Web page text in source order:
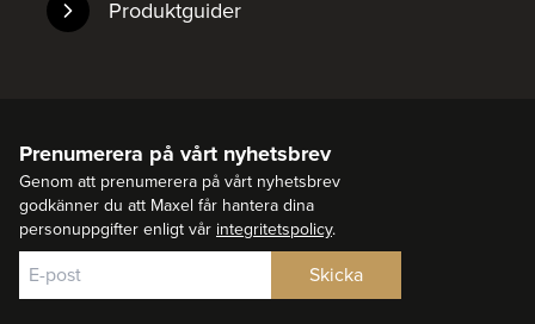
Produktguider
Prenumerera på vårt nyhetsbrev
Genom att prenumerera på vårt nyhetsbrev
godkänner du att Maxel får hantera dina
personuppgifter enligt vår integritetspolicy.